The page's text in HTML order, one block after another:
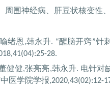
周围神经病 肝豆状核变性
喻绪恩 ,韩永升. “醒脑开窍”针
28.
健健,张亮亮,韩永升. 电针对
医学院学报,2020,43(02):12-